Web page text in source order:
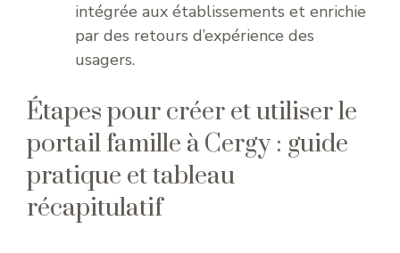
intégrée aux établissements et enrichie
par des retours d’expérience des
usagers.
Étapes pour créer et utiliser le
portail famille à Cergy : guide
pratique et tableau
récapitulatif